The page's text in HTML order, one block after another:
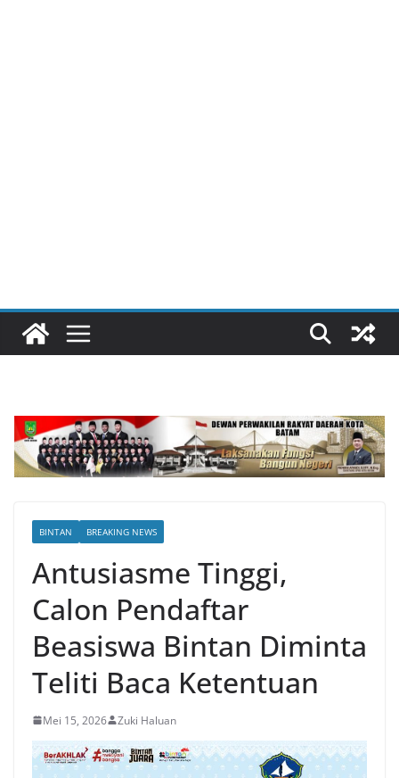
BINTAN BREAKING NEWS
Antusiasme Tinggi,
Calon Pendaftar
Beasiswa Bintan Diminta
Teliti Baca Ketentuan
Mei 15, 2026 Zuki Haluan